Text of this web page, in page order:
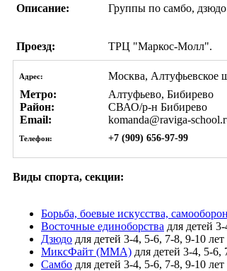
Описание: Группы по самбо,
Проезд: ТРЦ "Маркос-Молл".
Адрес:
Москва, Алтуфьевское
Метро:
Алтуфьево, Бибирево
Район:
СВАО/р-н Бибирево
Email:
komanda@raviga-
Телефон: +7 (909) 656-97-99
Виды спорта, секции:
Борьба, боевые искусства,
Восточные единоборства для детей
Дзюдо для детей 3-4, 5-6, 7-8, 9-10 лет
МиксФайт (ММА) для детей 3-4, 5-6,
Самбо для детей 3-4, 5-6, 7-8, 9-10 лет